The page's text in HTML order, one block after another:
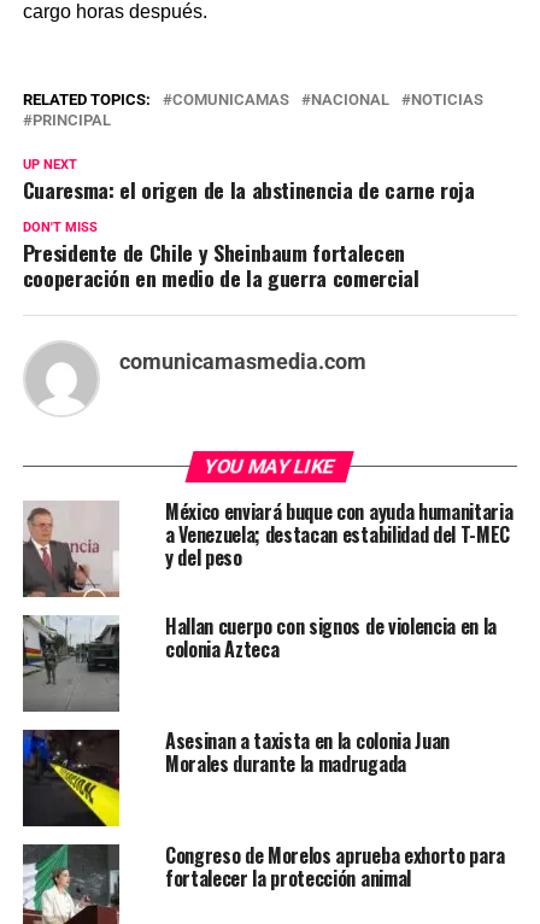
cargo horas después.
RELATED TOPICS: COMUNICAMAS NACIONAL
NOTICIAS
PRINCIPAL
UP NEXT
Cuaresma: el origen de la abstinencia de carne roja
DON'T MISS
Presidente de Chile y Sheinbaum fortalecen
cooperación en medio de la guerra comercial
comunicamasmedia.com
YOU MAY LIKE
México enviará buque con ayuda humanitaria
a Venezuela; destacan estabilidad del T-MEC
y del peso
Hallan cuerpo con signos de violencia en la
colonia Azteca
Asesinan a taxista en la colonia Juan
Morales durante la madrugada
Congreso de Morelos aprueba exhorto para
fortalecer la protección animal